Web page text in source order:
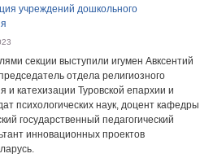
учреждений дошкольного
секции выступили игумен Авксентий
отдела религиозного
и катехизации Туровской епархии и
психологических наук, доцент кафедры
государственный педагогический
инновационных проектов